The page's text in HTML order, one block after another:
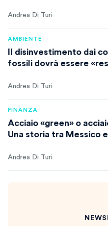
Andrea Di Turi
AMBIENTE
Il disinvestimento dai
fossili dovrà essere
Andrea Di Turi
FINANZA
Acciaio «green» o
Una storia tra Messico
Andrea Di Turi